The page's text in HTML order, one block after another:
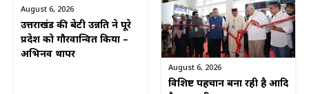
August 6, 2026
उत्तराखंड की बेटी उन्नति ने पूरे
प्रदेश को गौरवान्वित किया –
अभिनव थापर
August 6, 2026
विशिष्ट पहचान बना रही है आदि